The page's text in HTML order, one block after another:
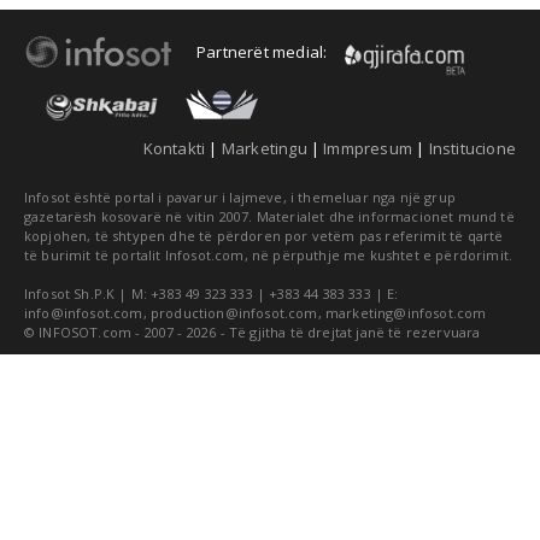
Partnerët medial:
Kontakti | Marketingu | Immpresum | Institucione
Infosot është portal i pavarur i lajmeve, i themeluar nga një grup
gazetarësh kosovarë në vitin 2007. Materialet dhe informacionet mund të
kopjohen, të shtypen dhe të përdoren por vetëm pas referimit të qartë
të burimit të portalit Infosot.com, në përputhje me kushtet e përdorimit.
Infosot Sh.P.K | M: +383 49 323 333 | +383 44 383 333 | E:
info@infosot.com , production@infosot.com , marketing@infosot.com
© INFOSOT.com - 2007 - 2026 - Të gjitha të drejtat janë të rezervuara